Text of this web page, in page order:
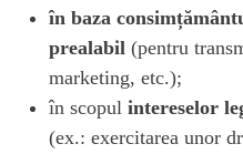
în baza
prealabil (pentru
marketing, etc.);
în scopul intereselor
(ex.: exercitarea unor